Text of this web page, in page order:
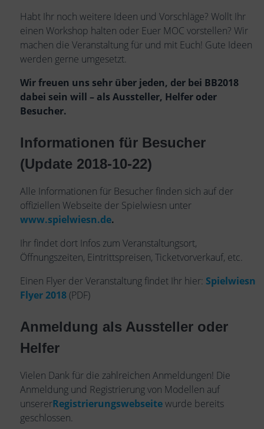
Habt Ihr noch weitere Ideen und Vorschläge? Wollt Ihr
einen Workshop halten oder Euer MOC vorstellen? Wir
machen die Veranstaltung für und mit Euch! Gute Ideen
werden gerne umgesetzt.
Wir freuen uns sehr über jeden, der bei BB2018
dabei sein will – als Aussteller, Helfer oder
Besucher.
Informationen für Besucher
(Update 2018-10-22)
Alle Informationen für Besucher finden sich auf der
offiziellen Webseite der Spielwiesn unter
www.spielwiesn.de.
Ihr findet dort Infos zum Veranstaltungsort,
Öffnungszeiten, Eintrittspreisen, Ticketvorverkauf, etc.
Einen Flyer der Veranstaltung findet Ihr hier: Spielwiesn
Flyer 2018 (PDF)
Anmeldung als Aussteller oder
Helfer
Vielen Dank für die zahlreichen Anmeldungen! Die
Anmeldung und Registrierung von Modellen auf
unsererRegistrierungswebseitewurde bereits
geschlossen.